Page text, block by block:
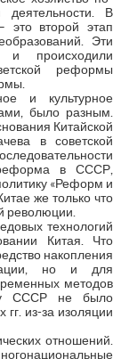
В
второй этап
Эти
и происходили
реформы
и культурное
было разным.
Китайской
в советской
в СССР,
«Реформ и
же только что
революции.
технологий
Китая. Что
накопления
но и для
методов
у СССР не было
гг. из-за изоляции
отношений.